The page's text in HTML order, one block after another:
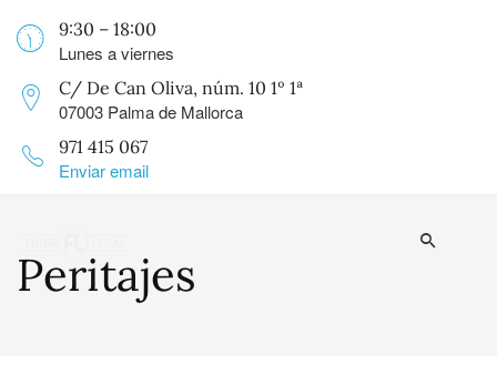
9:30 – 18:00
Lunes a viernes
C/ De Can Oliva, núm. 10 1º 1ª
07003 Palma de Mallorca
971 415 067
Enviar email
Peritajes